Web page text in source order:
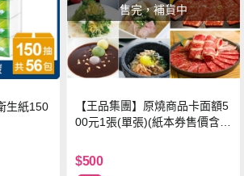
生紙150
售完，補貨中
【王品集團】原燒商品卡面額5
00元1張(單張)(紙本券售價含平
$500